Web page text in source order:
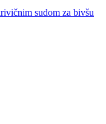
sudom za bivšu